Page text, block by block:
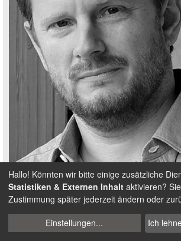
Persönlichkeit
Aljoscha Pause
Cookies
verwalten
Hallo! Könnten wir bitte einige zusätzliche
Statistiken & Externen Inhalt aktivieren?
Zustimmung später jederzeit ändern oder
Einstellungen... Ich